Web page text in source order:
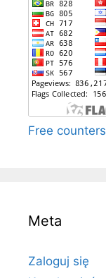
Free counters
Meta
Zaloguj się